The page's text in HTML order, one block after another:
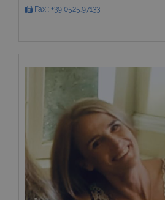
Fax : +39 0525.97133